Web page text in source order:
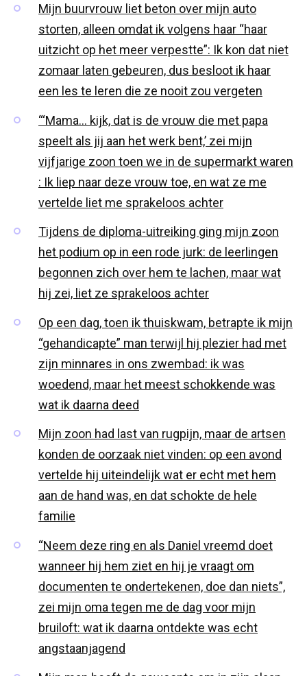
Mijn buurvrouw liet beton over mijn auto
storten, alleen omdat ik volgens haar “haar
uitzicht op het meer verpestte”: Ik kon dat niet
zomaar laten gebeuren, dus besloot ik haar
een les te leren die ze nooit zou vergeten
“‘Mama… kijk, dat is de vrouw die met papa
speelt als jij aan het werk bent,’ zei mijn
vijfjarige zoon toen we in de supermarkt waren
: Ik liep naar deze vrouw toe, en wat ze me
vertelde liet me sprakeloos achter
Tijdens de diploma-uitreiking ging mijn zoon
het podium op in een rode jurk: de leerlingen
begonnen zich over hem te lachen, maar wat
hij zei, liet ze sprakeloos achter
Op een dag, toen ik thuiskwam, betrapte ik mijn
“gehandicapte” man terwijl hij plezier had met
zijn minnares in ons zwembad: ik was
woedend, maar het meest schokkende was
wat ik daarna deed
Mijn zoon had last van rugpijn, maar de artsen
konden de oorzaak niet vinden: op een avond
vertelde hij uiteindelijk wat er echt met hem
aan de hand was, en dat schokte de hele
familie
“Neem deze ring en als Daniel vreemd doet
wanneer hij hem ziet en hij je vraagt om
documenten te ondertekenen, doe dan niets”,
zei mijn oma tegen me de dag voor mijn
bruiloft: wat ik daarna ontdekte was echt
angstaanjagend